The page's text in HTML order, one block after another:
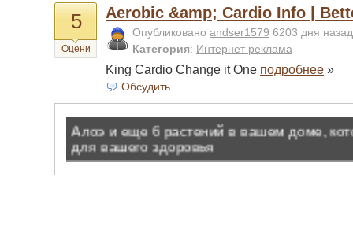
5
Оцени
Aerobic &amp; Cardio Info |
Опубликовано andser1579 6203 дня
Категория: Интернет реклама
King Cardio Change it One подробнее »
Обсудить